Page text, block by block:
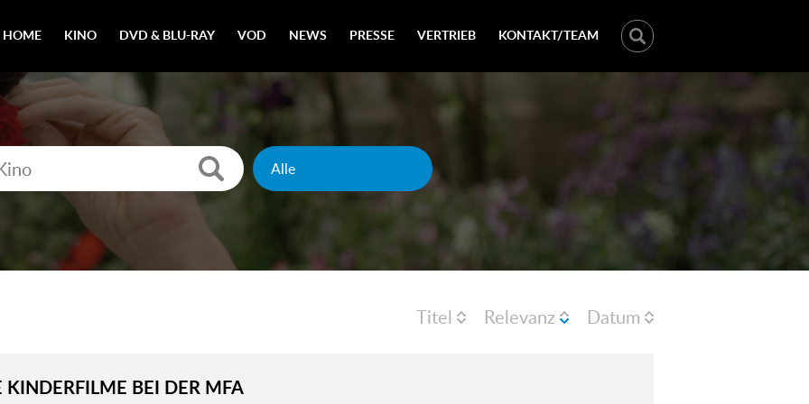
HOME KINO DVD & BLU-RAY VOD NEWS PRESSE VERTRIEB KONTAKT/TEAM
Titel Relevanz Datum
KINDERFILME BEI DER MFA